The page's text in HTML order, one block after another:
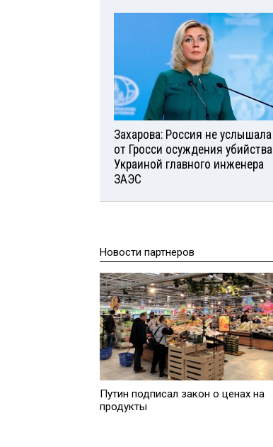
Захарова: Россия не услышала
от Гросси осуждения убийства
Украиной главного инженера
ЗАЭС
Новости партнеров
Путин подписал закон о ценах на
продукты